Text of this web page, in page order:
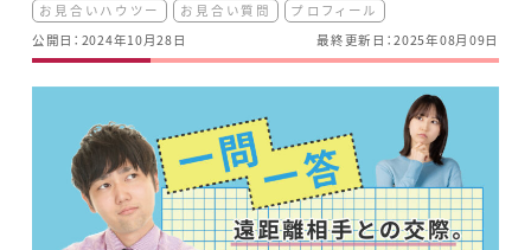
お見合いハウツー お見合い質問
プロフィール
公開日：2024年10月28日
最終更新日：2025年08月09日